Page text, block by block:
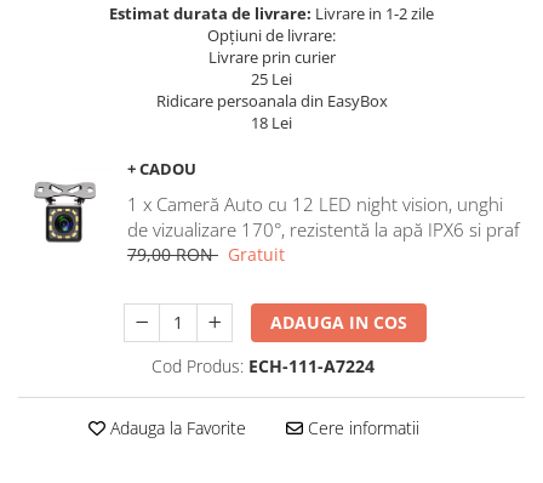
Navigatii Land Rover
Navigatii Iveco
Estimat durata de livrare: Livrare in 1-2 zile
Opțiuni de livrare:
Livrare prin curier
25 Lei
Ridicare persoanala din EasyBox
18 Lei
+ CADOU
1 x Cameră Auto cu 12 LED night vision, unghi
de vizualizare 170°, rezistentă la apă IPX6 si praf
79,00 RON Gratuit
ADAUGA IN COS
Cod Produs: ECH-111-A7224
Adauga la Favorite Cere informatii